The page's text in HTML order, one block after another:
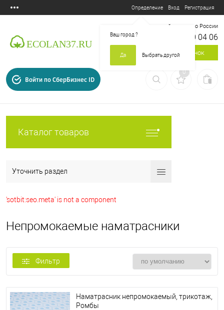
Определение
Ваш город?
Да Выбрать другой
Вход Регистрация
Бесплатный звонок по России
8 800 700 04 06
Заказать звонок
Войти по СберБизнес ID
0
Каталог товаров
Уточнить раздел
'sotbit:seo.meta' is not a component
Непромокаемые наматрасники
Фильтр
Наматрасник непромокаемый, трикотаж,
Ромбы